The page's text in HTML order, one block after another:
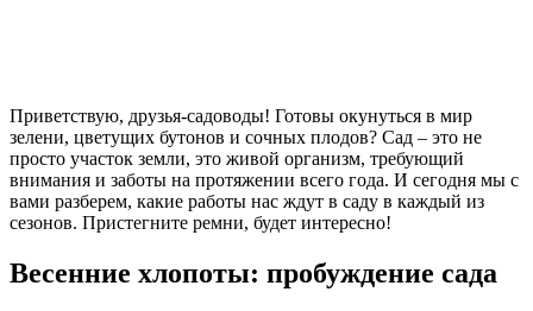
Приветствую, друзья-садоводы! Готовы окунуться в мир
зелени, цветущих бутонов и сочных плодов? Сад – это не
просто участок земли, это живой организм, требующий
внимания и заботы на протяжении всего года. И сегодня мы с
вами разберем, какие работы нас ждут в саду в каждый из
сезонов. Пристегните ремни, будет интересно!
Весенние хлопоты: пробуждение сада